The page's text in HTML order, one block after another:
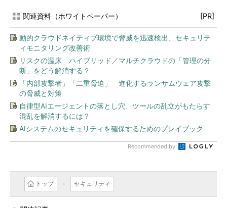
関連資料（ホワイトペーパー） [PR]
動的クラウドネイティブ環境で脅威を迅速検出、セキュリテ
ィモニタリング改善術
リスクの温床 ハイブリッド／マルチクラウドの「管理の分
断」をどう解消する？
「内部攻撃者」「二重脅迫」 進化するランサムウェア攻撃
の脅威と対策
自律型AIエージェントの落とし穴、ツールの乱立がもたらす
混乱を解消するには？
AIシステムのセキュリティを確保するためのプレイブック
Recommended by
トップ セキュリティ